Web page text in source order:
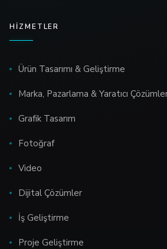
HIZMETLER
Ürün Tasarımı & Geliştirme
Marka, Pazarlama & Yaratıcı
Grafik Tasarım
Fotoğraf
Video
Dijital Çözümler
İş Geliştirme
Proje Geliştirme